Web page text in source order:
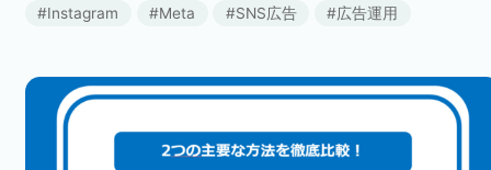
で利用できるターゲ […]
Instagram Meta SNS広告 広告運用